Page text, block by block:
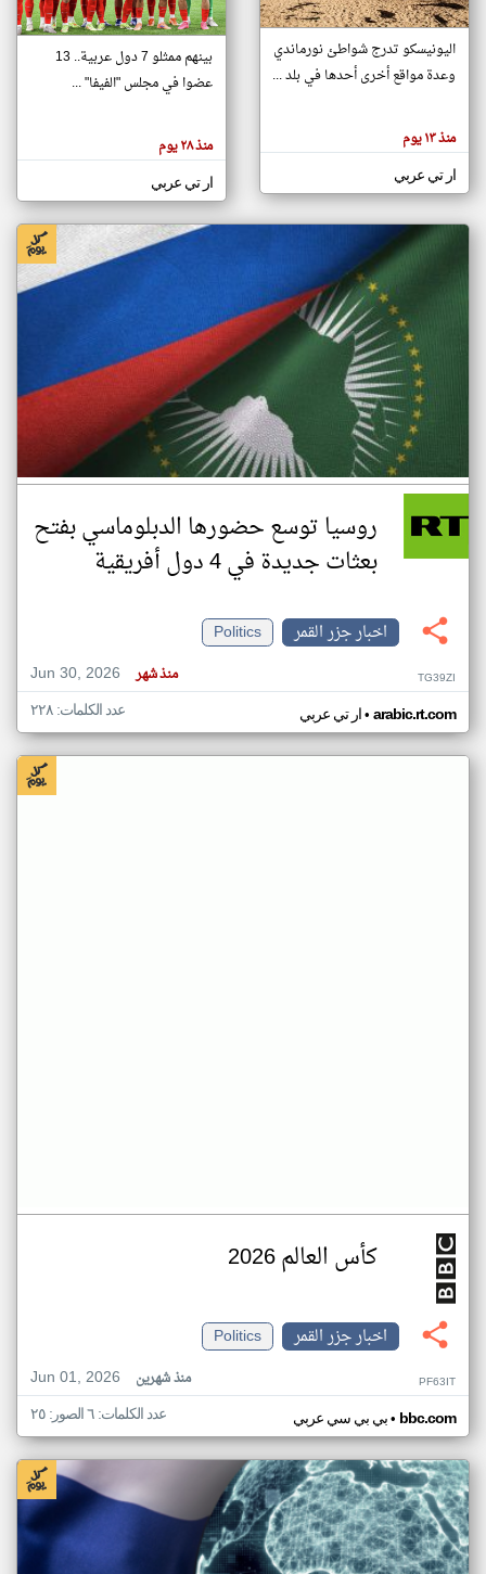
تغيير الدولة
اخبار جزر القمر على مدار الساعة
أهم اخبار جزر القمر العاجلة والمباشرة
هنا عن
وجهة
كاتبيها.
اليونيسكو تدرج شواطئ نورماندي
وعدة مواقع أخرى أحدها في بلد ...
منذ ١٣ يوم
ار تي عربي
بينهم ممثلو 7 دول عربية.. 13
عضوا في مجلس "الفيفا" ...
منذ ٢٨ يوم
ار تي عربي
روسيا توسع حضورها الدبلوماسي بفتح
بعثات جديدة في 4 دول أفريقية
اخبار جزر القمر
Politics
Jun 30, 2026
منذ شهر TG39ZI
ار تي عربي• arabic.rt.com عدد الكلمات: ٢٢٨
كأس العالم 2026
اخبار جزر القمر
Politics
Jun 01, 2026
منذ شهرين PF63IT
بي بي سي عربي• bbc.com عدد الكلمات: ٦ الصور: ٢٥
klyoum.com